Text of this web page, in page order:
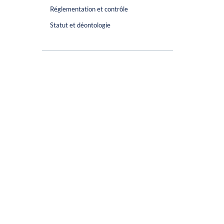
Réglementation et contrôle
Statut et déontologie